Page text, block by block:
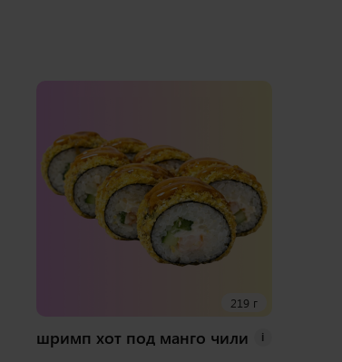
219 г
шримп хот под манго чили i